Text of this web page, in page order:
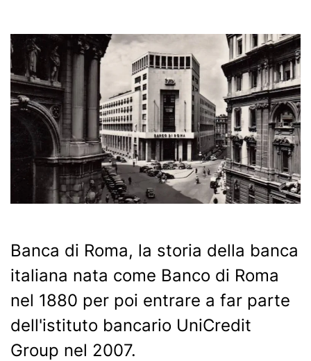
Banca di Roma, la storia della banca
italiana nata come Banco di Roma
nel 1880 per poi entrare a far parte
dell'istituto bancario UniCredit
Group nel 2007.